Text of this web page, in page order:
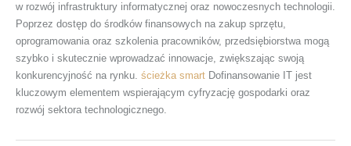
w rozwój infrastruktury informatycznej oraz nowoczesnych technologii.
Poprzez dostęp do środków finansowych na zakup sprzętu,
oprogramowania oraz szkolenia pracowników, przedsiębiorstwa mogą
szybko i skutecznie wprowadzać innowacje, zwiększając swoją
konkurencyjność na rynku. ścieżka smart Dofinansowanie IT jest
kluczowym elementem wspierającym cyfryzację gospodarki oraz
rozwój sektora technologicznego.